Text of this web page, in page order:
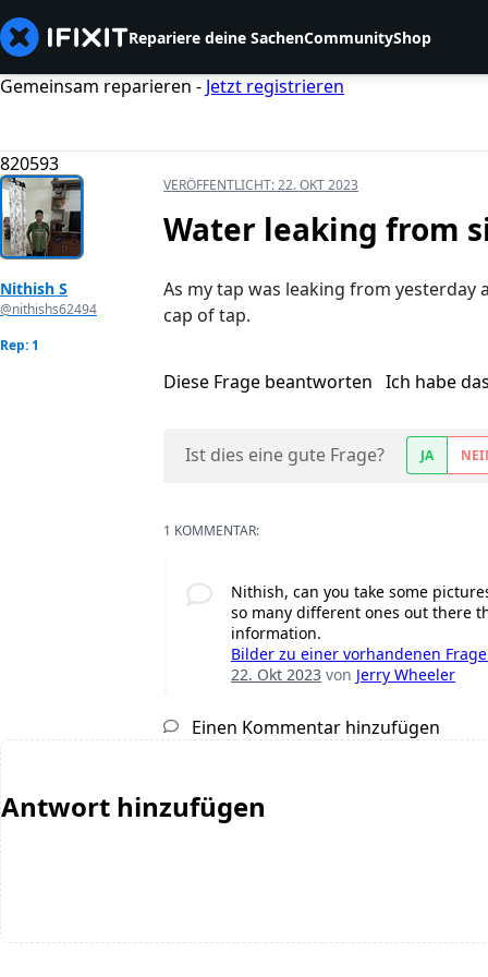
Repariere deine SachenCommunityShop
Gemeinsam reparieren - Jetzt registrieren
820593
Nithish S
@nithishs62494
Rep: 1
VERÖFFENTLICHT:22. OKT 2023
Water leaking from
As my tap was leaking from
cap of tap.
Diese Frage beantworten Ich habe
Ist dies eine gute Frage? JA
1 KOMMENTAR:
Nithish, can you take some
so many different ones out there
information.
Bilder zu einer vorhandenen
22. Okt 2023 von Jerry Wheeler
Einen Kommentar hinzufügen
Antwort hinzufügen